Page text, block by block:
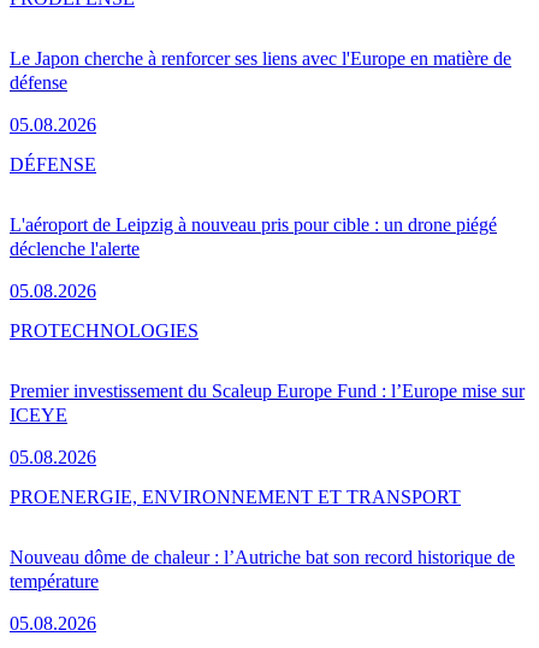
Le Japon cherche à renforcer ses liens avec l'Europe en matière de
défense
05.08.2026
L'aéroport de Leipzig à nouveau pris pour cible : un drone piégé
déclenche l'alerte
05.08.2026
DÉFENSE
Premier investissement du Scaleup Europe Fund : l’Europe mise sur
ICEYE
05.08.2026
PROTECHNOLOGIES
Nouveau dôme de chaleur : l’Autriche bat son record historique de
température
05.08.2026
PROENERGIE, ENVIRONNEMENT ET TRANSPORT